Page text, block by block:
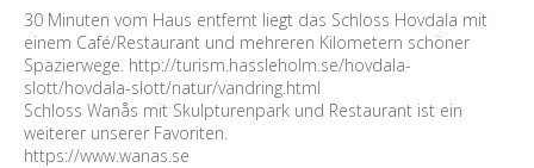
30 Minuten vom Haus entfernt liegt das Schloss Hovdala mit
einem Café/Restaurant und mehreren Kilometern schöner
Spazierwege. http://turism.hassleholm.se/hovdala-
slott/hovdala-slott/natur/vandring.html
Schloss Wanås mit Skulpturenpark und Restaurant ist ein
weiterer unserer Favoriten.
https://www.wanas.se